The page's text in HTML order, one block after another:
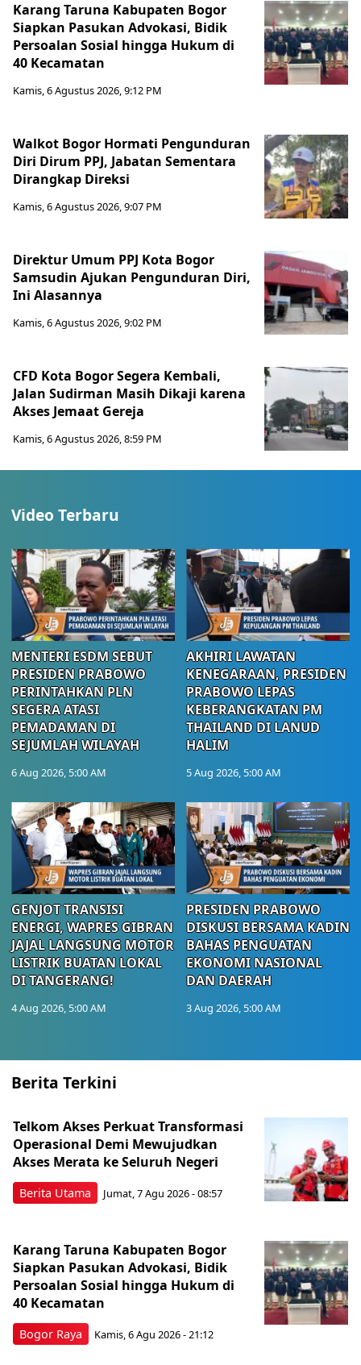
Karang Taruna Kabupaten Bogor
Siapkan Pasukan Advokasi, Bidik
Persoalan Sosial hingga Hukum di
40 Kecamatan
Kamis, 6 Agustus 2026, 9:12 PM
Walkot Bogor Hormati Pengunduran
Diri Dirum PPJ, Jabatan Sementara
Dirangkap Direksi
Kamis, 6 Agustus 2026, 9:07 PM
Direktur Umum PPJ Kota Bogor
Samsudin Ajukan Pengunduran Diri,
Ini Alasannya
Kamis, 6 Agustus 2026, 9:02 PM
CFD Kota Bogor Segera Kembali,
Jalan Sudirman Masih Dikaji karena
Akses Jemaat Gereja
Kamis, 6 Agustus 2026, 8:59 PM
Video Terbaru
MENTERI ESDM SEBUT
PRESIDEN PRABOWO
PERINTAHKAN PLN
SEGERA ATASI
PEMADAMAN DI
SEJUMLAH WILAYAH
6 Aug 2026, 5:00 AM
AKHIRI LAWATAN
KENEGARAAN, PRESIDEN
PRABOWO LEPAS
KEBERANGKATAN PM
THAILAND DI LANUD
HALIM
5 Aug 2026, 5:00 AM
GENJOT TRANSISI
ENERGI, WAPRES GIBRAN
JAJAL LANGSUNG MOTOR
LISTRIK BUATAN LOKAL
DI TANGERANG!
4 Aug 2026, 5:00 AM
PRESIDEN PRABOWO
DISKUSI BERSAMA KADIN
BAHAS PENGUATAN
EKONOMI NASIONAL
DAN DAERAH
3 Aug 2026, 5:00 AM
Berita Terkini
Berita Utama
Telkom Akses Perkuat Transformasi
Operasional Demi Mewujudkan
Akses Merata ke Seluruh Negeri
Jumat, 7 Agu 2026 - 08:57
Bogor Raya
Karang Taruna Kabupaten Bogor
Siapkan Pasukan Advokasi, Bidik
Persoalan Sosial hingga Hukum di
40 Kecamatan
Kamis, 6 Agu 2026 - 21:12